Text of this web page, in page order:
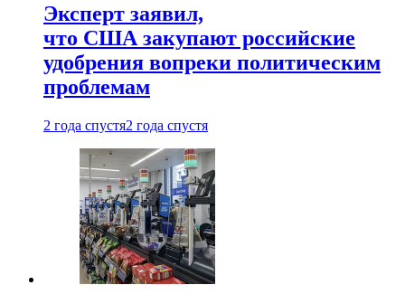
Эксперт заявил,
что США закупают российские
удобрения вопреки политическим
проблемам
2 года спустя2 года спустя